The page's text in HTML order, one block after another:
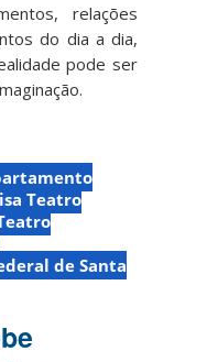
relações
do dia a dia,
pode ser
Teatro
de Santa